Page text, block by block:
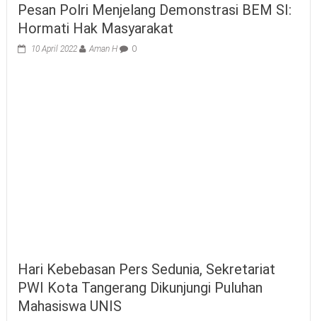
Pesan Polri Menjelang Demonstrasi BEM SI:
Hormati Hak Masyarakat
10 April 2022 Aman H 0
Hari Kebebasan Pers Sedunia, Sekretariat
PWI Kota Tangerang Dikunjungi Puluhan
Mahasiswa UNIS